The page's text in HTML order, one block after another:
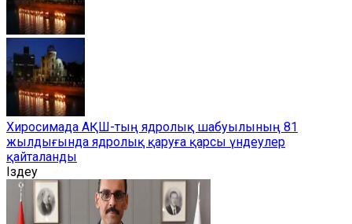
Хиросимада АҚШ-тың ядролық шабуылының 81
жылдығында ядролық қаруға қарсы үндеулер
қайталанды
Іздеу